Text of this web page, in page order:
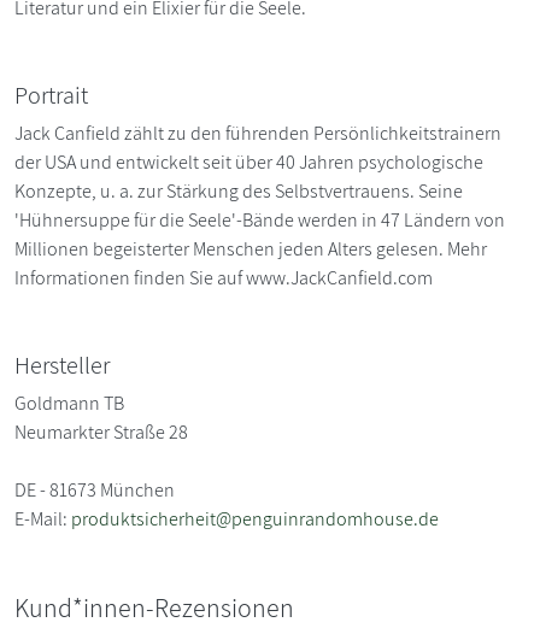
Literatur und ein Elixier für die Seele.
Portrait
Jack Canfield zählt zu den führenden Persönlichkeitstrainern
der USA und entwickelt seit über 40 Jahren psychologische
Konzepte, u. a. zur Stärkung des Selbstvertrauens. Seine
'Hühnersuppe für die Seele'-Bände werden in 47 Ländern von
Millionen begeisterter Menschen jeden Alters gelesen. Mehr
Informationen finden Sie auf www.JackCanfield.com
Hersteller
Goldmann TB
Neumarkter Straße 28
DE - 81673 München
E-Mail: produktsicherheit@penguinrandomhouse.de
Kund*innen-Rezensionen